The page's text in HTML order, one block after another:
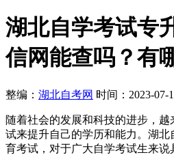
湖北自学考试专
信网能查吗？有
整编： 湖北自考网 时间：2023-07-
随着社会的发展和科技的进步，
试来提升自己的学历和能力。湖
育考试，对于广大自学考试生来说